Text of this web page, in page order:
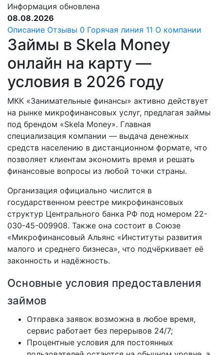
Информация обновлена
08.08.2026
Описание Отзывы 0 Горячая линия 11 О компании
Займы в Skela Money
онлайн на карту —
условия в 2026 году
МКК «Занимательные финансы» активно действует
на рынке микрофинансовых услуг, предлагая займы
под брендом «Skela Money». Главная
специализация компании — выдача денежных
средств населению в дистанционном формате, что
позволяет клиентам экономить время и решать
финансовые вопросы из любой точки страны.
Организация официально числится в
государственном реестре микрофинансовых
структур Центрального банка РФ под номером 22-
030-45-009908. Также она состоит в Союзе
«Микрофинансовый Альянс «Институты развития
малого и среднего бизнеса», что подчёркивает её
законность и надёжность.
Основные условия предоставления
займов
Отправка заявок возможна в любое время,
сервис работает без перерывов 24/7;
Процентные условия для постоянных